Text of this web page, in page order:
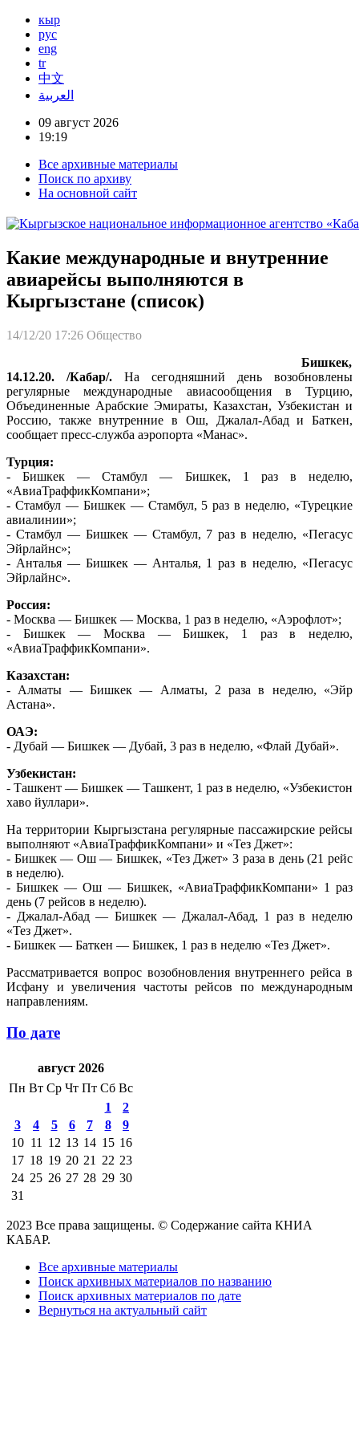
кыр
рус
eng
tr
中文
العربية
09 август 2026
19:19
Все архивные материалы
Поиск по архиву
На основной сайт
Какие международные и внутренние
авиарейсы выполняются в
Кыргызстане (список)
14/12/20 17:26 Общество
Бишкек,
14.12.20. /Кабар/. На сегодняшний день возобновлены
регулярные международные авиасообщения в Турцию,
Объединенные Арабские Эмираты, Казахстан, Узбекистан и
Россию, также внутренние в Ош, Джалал-Абад и Баткен,
сообщает пресс-служба аэропорта «Манас».
Турция:
- Бишкек — Стамбул — Бишкек, 1 раз в неделю,
«АвиаТраффикКомпани»;
- Стамбул — Бишкек — Стамбул, 5 раз в неделю, «Турецкие
авиалинии»;
- Стамбул — Бишкек — Стамбул, 7 раз в неделю, «Пегасус
Эйрлайнс»;
- Анталья — Бишкек — Анталья, 1 раз в неделю, «Пегасус
Эйрлайнс».
Россия:
- Москва — Бишкек — Москва, 1 раз в неделю, «Аэрофлот»;
- Бишкек — Москва — Бишкек, 1 раз в неделю,
«АвиаТраффикКомпани».
Казахстан:
- Алматы — Бишкек — Алматы, 2 раза в неделю, «Эйр
Астана».
ОАЭ:
- Дубай — Бишкек — Дубай, 3 раз в неделю, «Флай Дубай».
Узбекистан:
- Ташкент — Бишкек — Ташкент, 1 раз в неделю, «Узбекистон
хаво йуллари».
На территории Кыргызстана регулярные пассажирские рейсы
выполняют «АвиаТраффикКомпани» и «Тез Джет»:
- Бишкек — Ош — Бишкек, «Тез Джет» 3 раза в день (21 рейс
в неделю).
- Бишкек — Ош — Бишкек, «АвиаТраффикКомпани» 1 раз
день (7 рейсов в неделю).
- Джалал-Абад — Бишкек — Джалал-Абад, 1 раз в неделю
«Тез Джет».
- Бишкек — Баткен — Бишкек, 1 раз в неделю «Тез Джет».
Рассматривается вопрос возобновления внутреннего рейса в
Исфану и увеличения частоты рейсов по международным
направлениям.
По дате
август 2026
Пн Вт Ср Чт Пт Сб Вс
1
2
3
4 5 6 7 8
9
10 11 12 13 14 15 16
17 18 19 20 21 22 23
24 25 26 27 28 29 30
31
2023 Все права защищены. © Содержание сайта КНИА
КАБАР.
Все архивные материалы
Поиск архивных материалов по названию
Поиск архивных материалов по дате
Вернуться на актуальный сайт